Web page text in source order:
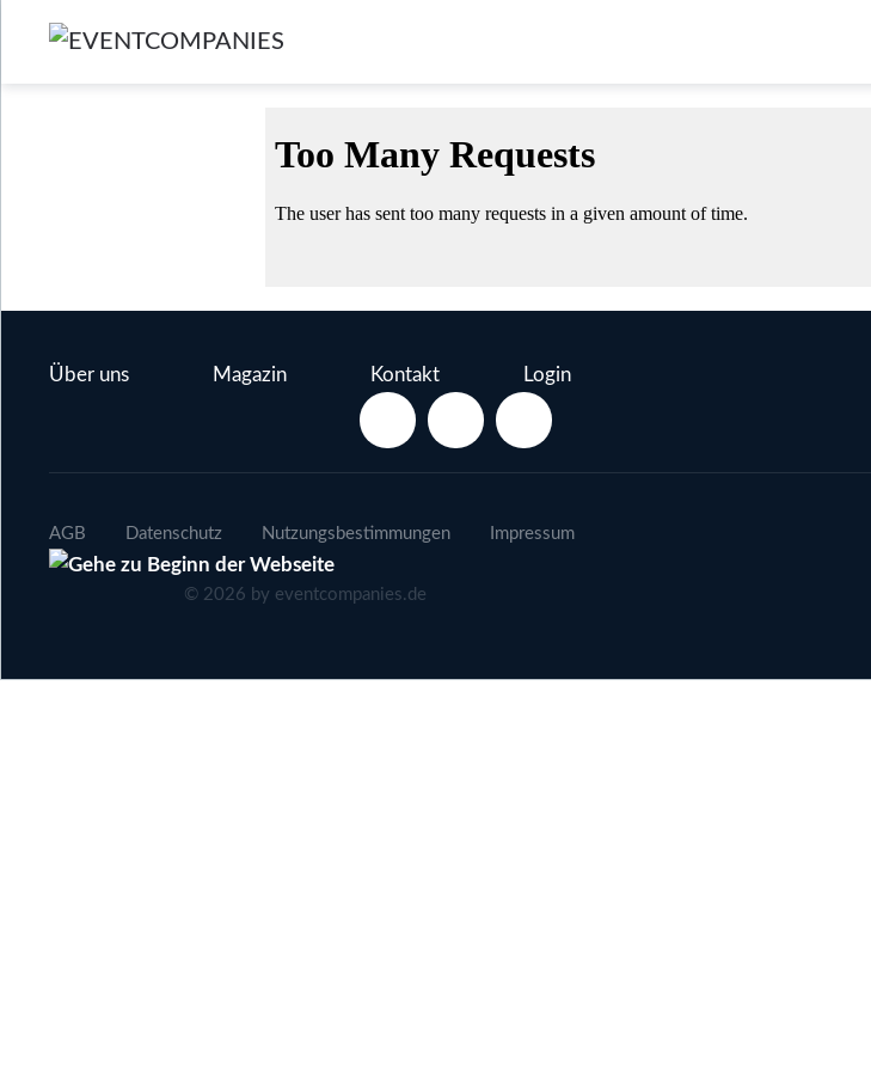
Über uns Magazin Kontakt Login
AGB Datenschutz Nutzungsbestimmungen Impressum
© 2026 by eventcompanies.de